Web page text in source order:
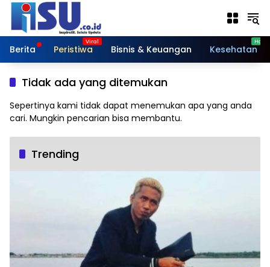
Langsung
konten
Berita
Peristiwa Bisnis & Keuangan Kesehatan
Tidak ada yang ditemukan
Sepertinya kami tidak dapat menemukan apa yang anda
cari. Mungkin pencarian bisa membantu.
Trending